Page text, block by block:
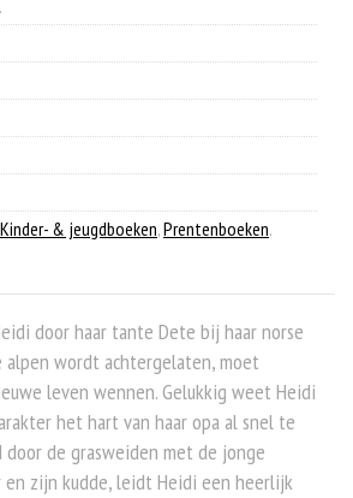
.
Kinder- & jeugdboeken,Prentenboeken.
door haar tante Dete bij haar norse
wordt achtergelaten, moet
leven wennen. Gelukkig weet Heidi
het hart van haar opa al snel te
door de grasweiden met de jonge
zijn kudde, leidt Heidi een heerlijk